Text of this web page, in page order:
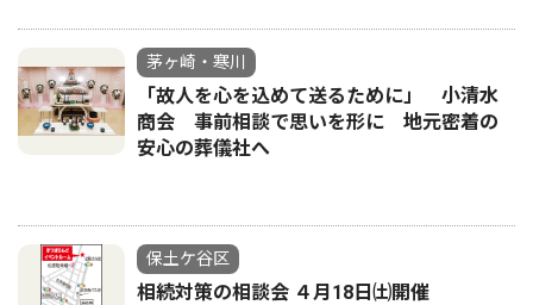
茅ヶ崎・寒川
「故人を心を込めて送るために」 小清水
商会 事前相談で思いを形に 地元密着の
安心の葬儀社へ
保土ケ谷区
相続対策の相談会 ４月18日㈯開催